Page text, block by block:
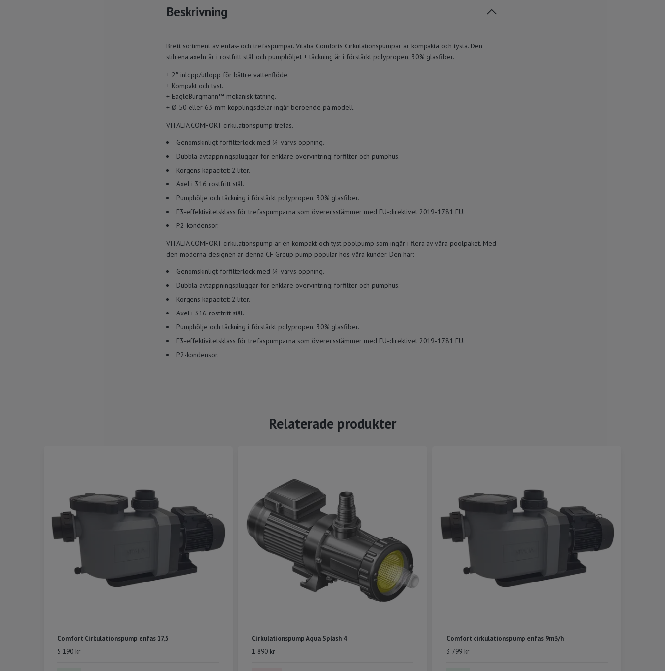
Beskrivning
Brett sortiment av enfas- och trefaspumpar. Vitalia Comforts Cirkulationspumpar är kompakta och tysta. Den
stilrena axeln är i rostfritt stål och pumphöljet + täckning är i förstärkt polypropen. 30% glasfiber.
+ 2″ inlopp/utlopp för bättre vattenflöde.
+ Kompakt och tyst.
+ EagleBurgmann™ mekanisk tätning.
+ Ø 50 eller 63 mm kopplingsdelar ingår beroende på modell.
VITALIA COMFORT cirkulationspump trefas.
Genomskinligt förfilterlock med ¼-varvs öppning.
Dubbla avtappningspluggar för enklare övervintring: förfilter och pumphus.
Korgens kapacitet: 2 liter.
Axel i 316 rostfritt stål.
Pumphölje och täckning i förstärkt polypropen. 30% glasfiber.
E3-effektivitetsklass för trefaspumparna som överensstämmer med EU-direktivet 2019-1781 EU.
P2-kondensor.
VITALIA COMFORT cirkulationspump är en kompakt och tyst poolpump som ingår i flera av våra poolpaket. Med
den moderna designen är denna CF Group pump populär hos våra kunder. Den har:
Genomskinligt förfilterlock med ¼-varvs öppning.
Dubbla avtappningspluggar för enklare övervintring: förfilter och pumphus.
Korgens kapacitet: 2 liter.
Axel i 316 rostfritt stål.
Pumphölje och täckning i förstärkt polypropen. 30% glasfiber.
E3-effektivitetsklass för trefaspumparna som överensstämmer med EU-direktivet 2019-1781 EU.
P2-kondensor.
Relaterade produkter
Comfort Cirkulationspump enfas 17,5
5 190 kr
Cirkulationspump Aqua Splash 4
1 890 kr
Comfort cirkulationspump enfas 9m3/h
3 799 kr